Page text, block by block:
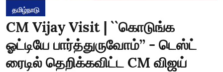
தமிழ்நாடு
CM Vijay Visit | ``கொடுங்க
ஓட்டியே பார்த்துருவோம்’’ - டெஸ்ட்
ரைடில் தெறிக்கவிட்ட CM விஜய்